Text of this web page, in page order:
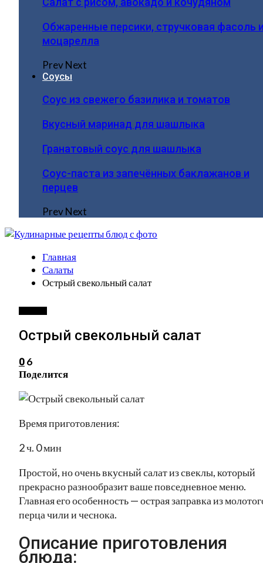
Обжаренные персики, стручковая фасоль
моцарелла
PrevNext
Соусы
Соус из свежего базилика и томатов
Вкусный маринад для шашлыка
Гранатовый соус для шашлыка
Соус-паста из запечённых баклажанов и
перцев
PrevNext
Главная
Салаты
Острый свекольный салат
Острый свекольный салат
0 6
Поделится
Время приготовления:
2 ч. 0 мин
Простой, но очень вкусный салат из свеклы, который
прекрасно разнообразит ваше повседневное меню.
Главная его особенность — острая заправка из
перца чили и чеснока.
Описание приготовления
блюда: